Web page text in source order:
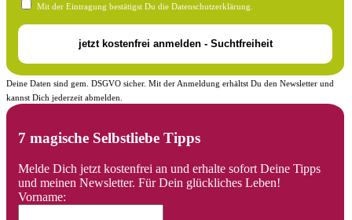
Mit der Eintragung bestätigst Du die Datenschutzerklärung.
Deine Daten sind gem. DSGVO sicher. Mit der Anmeldung erhältst Du den Newsletter und
kannst Dich jederzeit abmelden.
7 magische Selbstliebe Tipps
Melde Dich jetzt kostenfrei an und erhalte sofort Deine Tipps
und meinen Newsletter. Für Dein glückliches Leben!
Vorname: